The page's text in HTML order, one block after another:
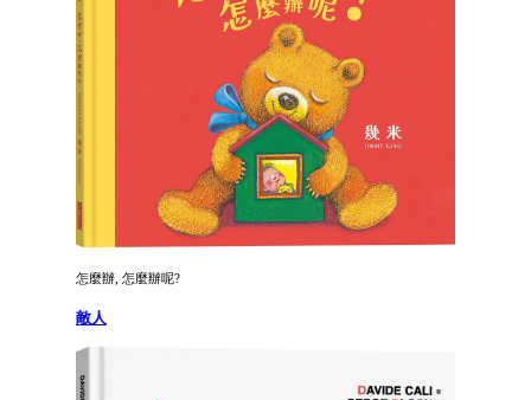
怎麼辦, 怎麼辦呢?
敵人